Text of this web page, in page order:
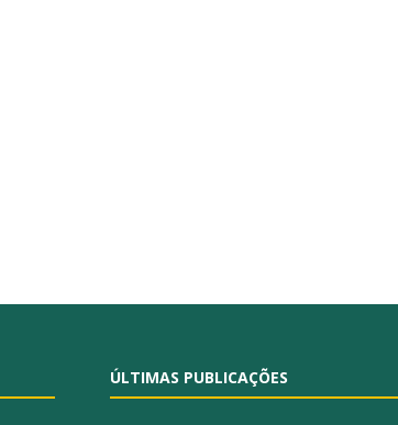
ÚLTIMAS PUBLICAÇÕES